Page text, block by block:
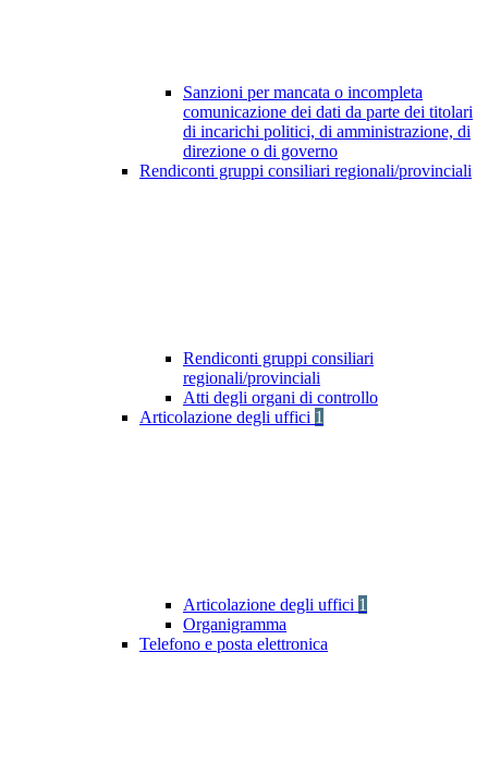
Sanzioni per mancata o incompleta
comunicazione dei dati da parte dei titolari
di incarichi politici, di amministrazione, di
direzione o di governo
Rendiconti gruppi consiliari regionali/provinciali
Rendiconti gruppi consiliari
regionali/provinciali
Atti degli organi di controllo
Articolazione degli uffici 1
Articolazione degli uffici 1
Organigramma
Telefono e posta elettronica